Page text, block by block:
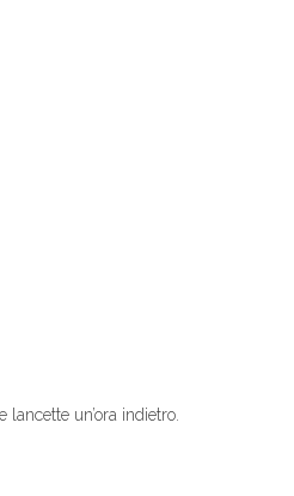
lancette un’ora indietro.